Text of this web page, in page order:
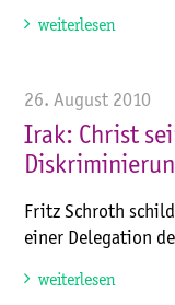
weiterlesen
26. August 2010
Irak: Christ
Fritz Schroth
einer Delegation
weiterlesen